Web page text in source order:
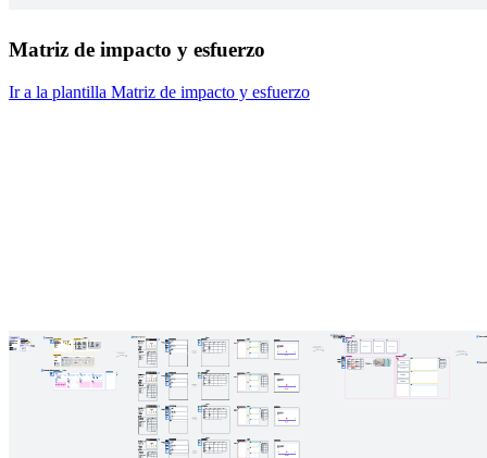
Matriz de impacto y esfuerzo
Ir a la plantilla Matriz de impacto y esfuerzo